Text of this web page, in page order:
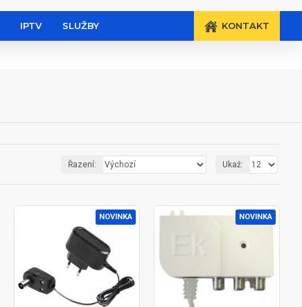
IPTV SLUŽBY KONTAKT
Řazení: Ukaž:
NOVINKA NOVINKA